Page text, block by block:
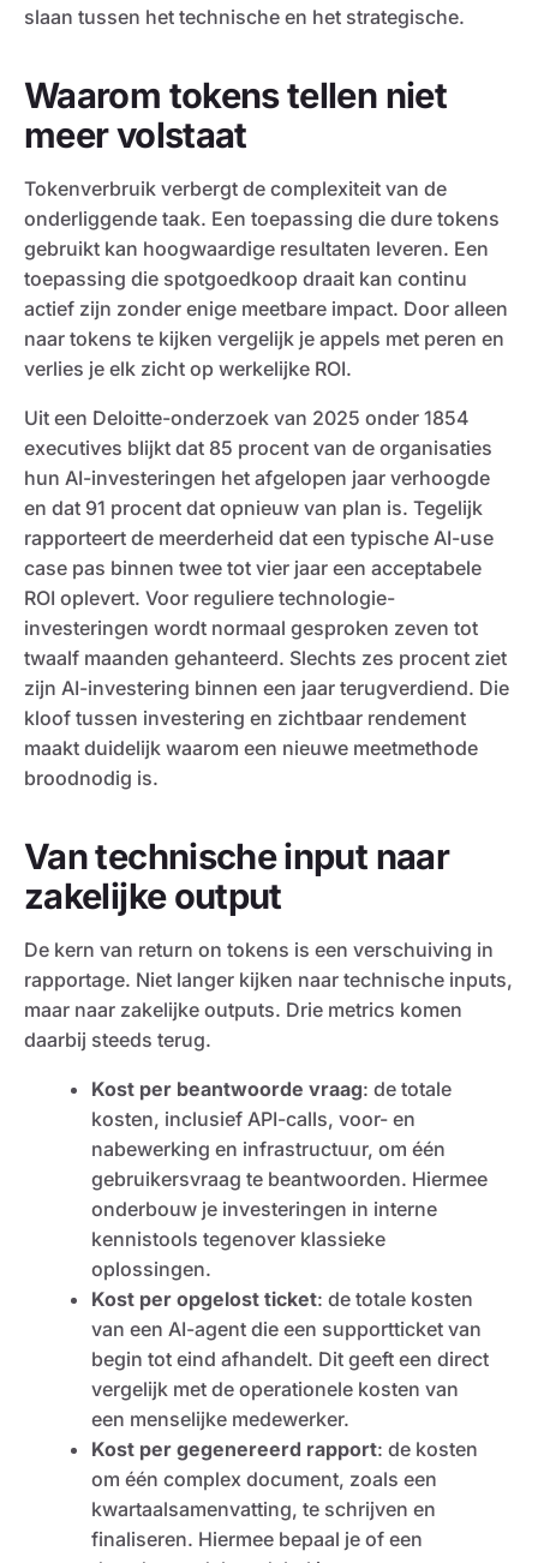
slaan tussen het technische en het strategische.
Waarom tokens tellen niet
meer volstaat
Tokenverbruik verbergt de complexiteit van de
onderliggende taak. Een toepassing die dure tokens
gebruikt kan hoogwaardige resultaten leveren. Een
toepassing die spotgoedkoop draait kan continu
actief zijn zonder enige meetbare impact. Door alleen
naar tokens te kijken vergelijk je appels met peren en
verlies je elk zicht op werkelijke ROI.
Uit een Deloitte-onderzoek van 2025 onder 1854
executives blijkt dat 85 procent van de organisaties
hun AI-investeringen het afgelopen jaar verhoogde
en dat 91 procent dat opnieuw van plan is. Tegelijk
rapporteert de meerderheid dat een typische AI-use
case pas binnen twee tot vier jaar een acceptabele
ROI oplevert. Voor reguliere technologie-
investeringen wordt normaal gesproken zeven tot
twaalf maanden gehanteerd. Slechts zes procent ziet
zijn AI-investering binnen een jaar terugverdiend. Die
kloof tussen investering en zichtbaar rendement
maakt duidelijk waarom een nieuwe meetmethode
broodnodig is.
Van technische input naar
zakelijke output
De kern van return on tokens is een verschuiving in
rapportage. Niet langer kijken naar technische inputs,
maar naar zakelijke outputs. Drie metrics komen
daarbij steeds terug.
Kost per beantwoorde vraag: de totale
kosten, inclusief API-calls, voor- en
nabewerking en infrastructuur, om één
gebruikersvraag te beantwoorden. Hiermee
onderbouw je investeringen in interne
kennistools tegenover klassieke
oplossingen.
Kost per opgelost ticket: de totale kosten
van een AI-agent die een supportticket van
begin tot eind afhandelt. Dit geeft een direct
vergelijk met de operationele kosten van
een menselijke medewerker.
Kost per gegenereerd rapport: de kosten
om één complex document, zoals een
kwartaalsamenvatting, te schrijven en
finaliseren. Hiermee bepaal je of een